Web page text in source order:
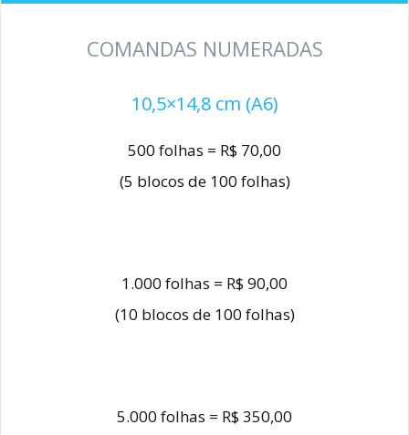
COMANDAS NUMERADAS
10,5×14,8 cm (A6)
500 folhas = R$ 70,00
(5 blocos de 100 folhas)
1.000 folhas = R$ 90,00
(10 blocos de 100 folhas)
5.000 folhas = R$ 350,00